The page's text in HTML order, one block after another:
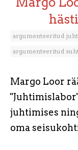
argumenteeritud
argumenteeritud
Margo Loor
juhtimises
oma